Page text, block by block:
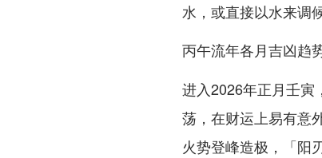
水，或直接以水来调
丙午流年各月吉凶趋
进入2026年正月壬寅
荡，在财运上易有意
火势登峰造极，「阳